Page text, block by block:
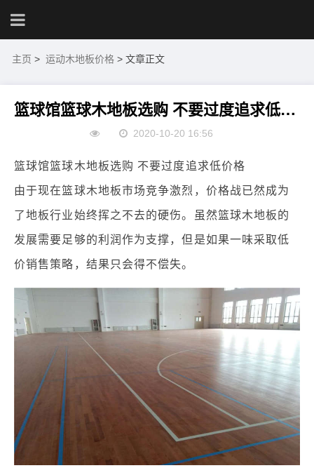
主页 > 运动木地板价格 > 文章正文
篮球馆篮球木地板选购 不要过度追求低价格
2020-10-20 16:56
篮球馆篮球木地板选购 不要过度追求低价格
由于现在篮球木地板市场竞争激烈，价格战已然成为
了地板行业始终挥之不去的硬伤。虽然篮球木地板的
发展需要足够的利润作为支撑，但是如果一味采取低
价销售策略，结果只会得不偿失。